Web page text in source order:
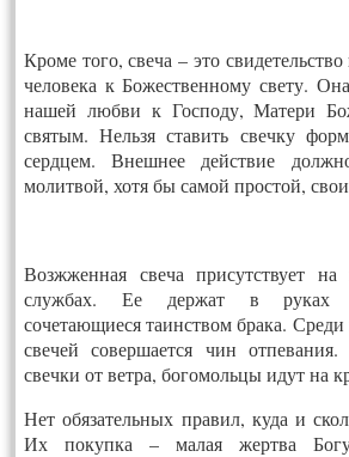
Кроме того, свеча – это
человека к Божественному свету.
нашей любви к Господу, Матери
святым. Нельзя ставить свечку
сердцем. Внешнее действие
молитвой, хотя бы самой простой,
Возжженная свеча присутствует
службах. Ее держат в руках
сочетающиеся таинством брака.
свечей совершается чин
свечки от ветра, богомольцы идут на
Нет обязательных правил, куда и
Их покупка – малая жертва